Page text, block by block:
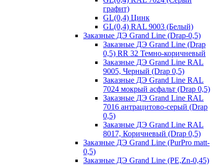
графит)
GL(0,4) Цинк
GL(0,4) RAL 9003 (Белый)
Заказные ДЭ Grand Line (Drap-0,5)
Заказные ДЭ Grand Line (Drap
0,5) RR 32 Темно-коричневый
Заказные ДЭ Grand Line RAL
9005, Черный (Drap 0,5)
Заказные ДЭ Grand Line RAL
7024 мокрый асфальт (Drap 0,5)
Заказные ДЭ Grand Line RAL
7016 антрацитово-серый (Drap
0,5)
Заказные ДЭ Grand Line RAL
8017, Коричневый (Drap 0,5)
Заказные ДЭ Grand Line (PurPro matt-
0,5)
Заказные ДЭ Grand Line (PE,Zn-0,45)